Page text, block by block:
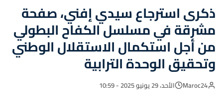
ذكرى استرجاع سيدي إفني، صفحة
مشرقة في مسلسل الكفاح البطولي
من أجل استكمال الاستقلال الوطني
وتحقيق الوحدة الترابية
Maroc24 الأحد، 29 يونيو 2025 - 10:59